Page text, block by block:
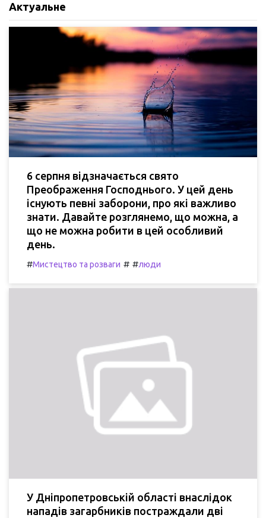
Актуальне
6 серпня відзначається свято
Преображення Господнього. У цей день
існують певні заборони, про які важливо
знати. Давайте розглянемо, що можна, а
що не можна робити в цей особливий
день.
#Мистецтво та розваги # #люди
У Дніпропетровській області внаслідок
нападів загарбників постраждали дві